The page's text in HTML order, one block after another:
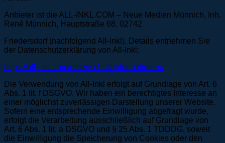
Anbieter ist die ALL-INKL.COM – Neue Medien Münnich, Inh.
René Münnich, Hauptstraße 68, 02742
Friedersdorf (nachfolgend All-Inkl). Details entnehmen Sie
der Datenschutzerklärung von All-Inkl:
https://all-inkl.com/datenschutzinformationen/
Die Verwendung von All-Inkl erfolgt auf Grundlage von Art. 6
Abs. 1 lit. f DSGVO. Wir haben ein berechtigtes Interesse an
einer möglichst zuverlässigen Darstellung unserer Website.
Sofern eine entsprechende Einwilligung abgefragt wurde,
erfolgt die Verarbeitung ausschließlich auf Grundlage von
Art. 6 Abs. 1 lit. a DSGVO und § 25 Abs. 1 TDDDG, soweit
die Einwilligung die Speicherung von Cookies oder den